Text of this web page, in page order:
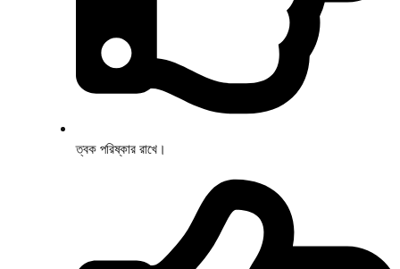
ত্বক পরিষ্কার রাখে।